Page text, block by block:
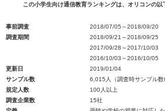
この小学生向け通信教育ランキングは、オリコンの以
事前調査
2018/07/05～2018/09/20
調査期間
2018/09/21～2018/09/25
2017/09/28～2017/10/03
2016/10/03～2016/10/05
更新日
2019/01/04
サンプル数
6,015人（調査時サンプル数
規定人数
100人以上
調査企業数
15社